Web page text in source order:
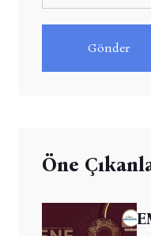
Gönder
Öne